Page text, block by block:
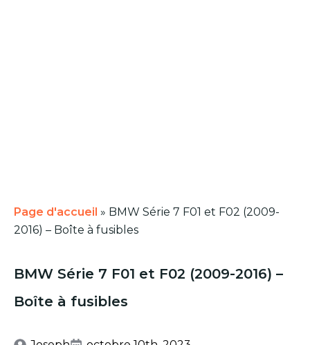
Page d'accueil » BMW Série 7 F01 et F02 (2009-
2016) – Boîte à fusibles
BMW Série 7 F01 et F02 (2009-2016) –
Boîte à fusibles